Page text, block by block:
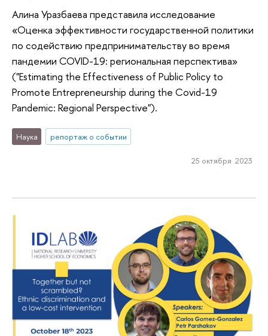
Алина Уразбаева представила исследование
«Оценка эффективности государственной политики
по содействию предпринимательству во время
пандемии COVID-19: региональная перспектива»
("Estimating the Effectiveness of Public Policy to
Promote Entrepreneurship during the Covid-19
Pandemic: Regional Perspective").
Наука репортаж о событии
25 октября 2023